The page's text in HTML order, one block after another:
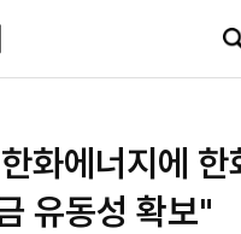
화에너지에 한
유동성 확보"